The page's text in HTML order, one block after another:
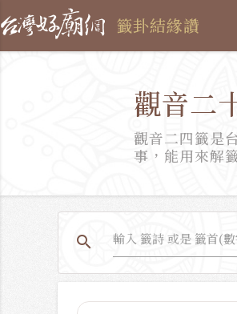
籤卦結緣讚
觀音二
觀音二四籤是
事，能用來解
search